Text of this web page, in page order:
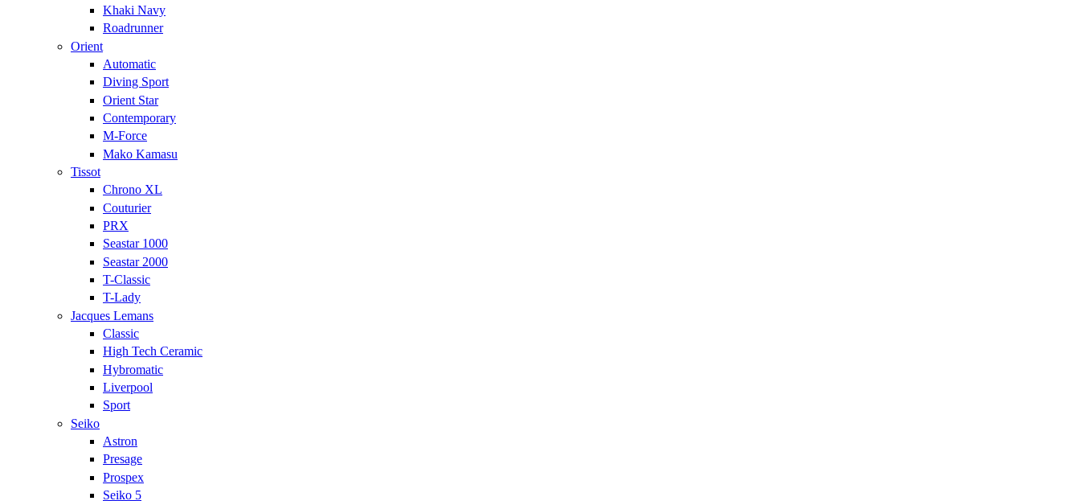
Khaki Navy
Roadrunner
Orient
Automatic
Diving Sport
Orient Star
Contemporary
M-Force
Mako Kamasu
Tissot
Chrono XL
Couturier
PRX
Seastar 1000
Seastar 2000
T-Classic
T-Lady
Jacques Lemans
Classic
High Tech Ceramic
Hybromatic
Liverpool
Sport
Seiko
Astron
Presage
Prospex
Seiko 5